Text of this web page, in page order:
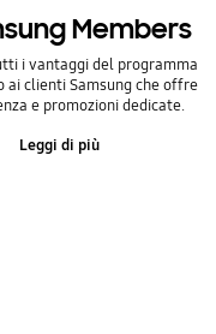
Members
i vantaggi del programma
ai clienti Samsung che offre
e promozioni dedicate.
Leggi di più